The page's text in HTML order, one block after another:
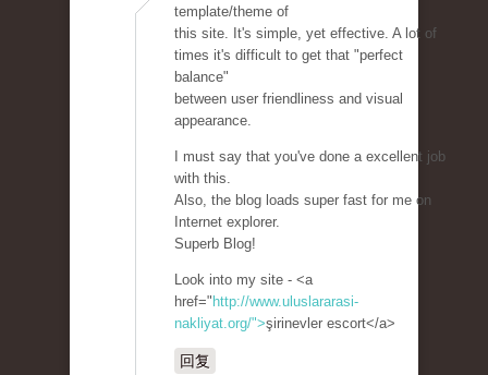
template/theme of
this site. It's simple, yet effective. A lot of
times it's difficult to get that "perfect
balance"
between user friendliness and visual
appearance.
I must say that you've done a excellent job
with this.
Also, the blog loads super fast for me on
Internet explorer.
Superb Blog!
Look into my site - <a
href=" http://www.uluslararasi-
nakliyat.org/">şirinevler escort</a>
回复